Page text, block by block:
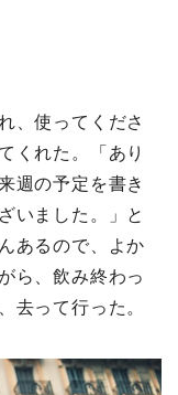
、使ってくださ
くれた。「あり
週の予定を書き
いました。」と
あるので、よか
ら、飲み終わっ
去って行った。